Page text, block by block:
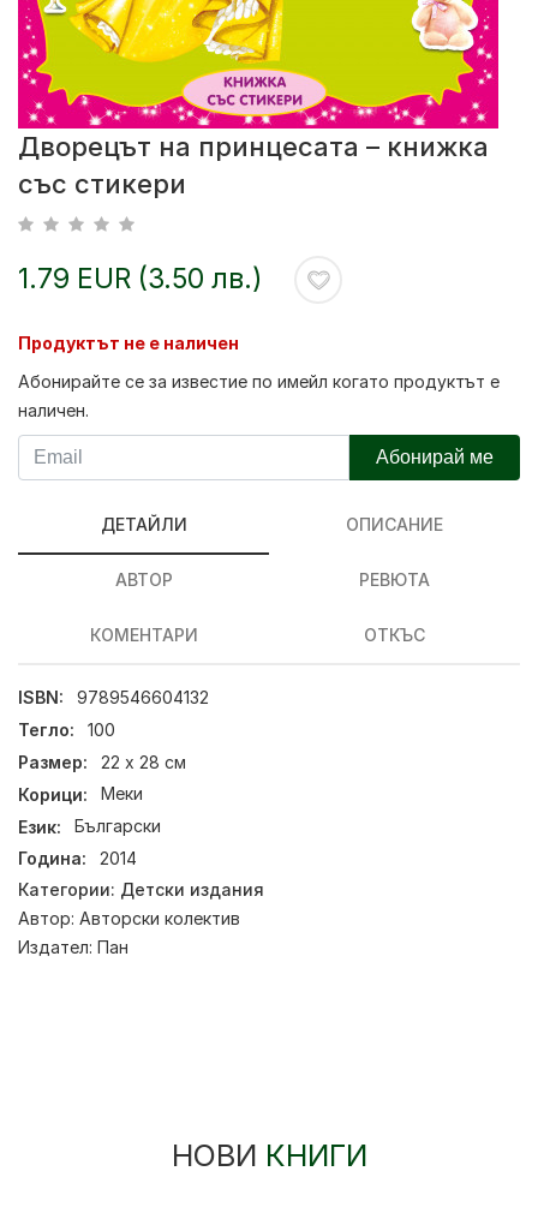
Дворецът на принцесата – книжка
със стикери
1.79 EUR (3.50 лв.)
Продуктът не е наличен
Абонирайте се за известие по имейл когато продуктът е
наличен.
Абонирай ме
ДЕТАЙЛИ ОПИСАНИЕ
АВТОР РЕВЮТА
КОМЕНТАРИ ОТКЪС
ISBN:
9789546604132
Тегло:
100
Размер:
22 х 28 см
Корици:
Меки
Език:
Български
Година:
2014
Категории: Детски издания
Автор: Авторски колектив
Издател: Пан
НОВИ КНИГИ